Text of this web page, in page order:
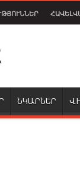
ՆԿԱՐՆԵՐ